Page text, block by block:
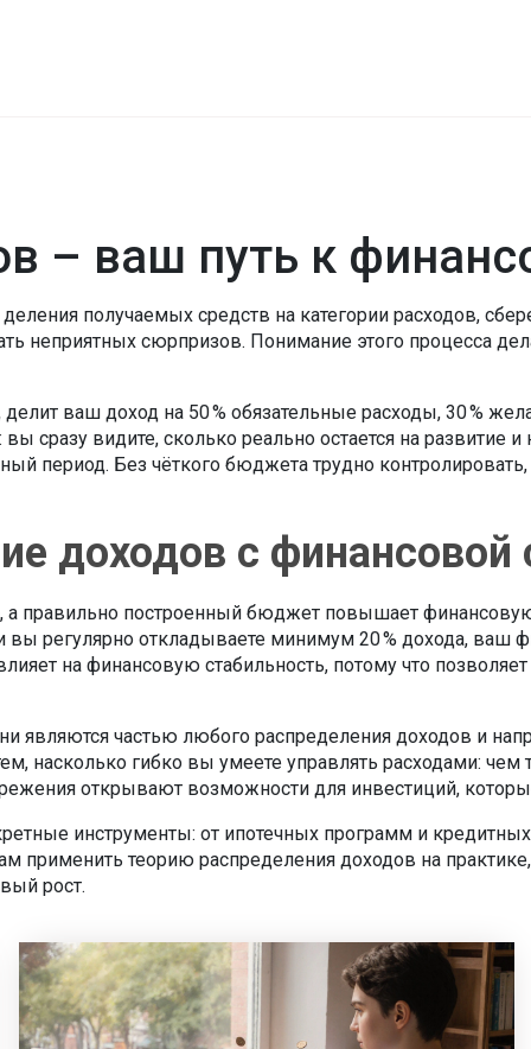
– ваш путь к
деления получаемых средств на категории расходов,
неприятных сюрпризов. Понимание этого процесса
делит ваш доход на 50 % обязательные расходы, 30 %
сразу видите, сколько реально остается на развитие
период. Без чёткого бюджета трудно
доходов с
а правильно построенный бюджет повышает
вы регулярно откладываете минимум 20 % дохода, ваш
на финансовую стабильность, потому что
являются частью любого распределения доходов и
насколько гибко вы умеете управлять расходами:
открывают возможности для инвестиций,
инструменты: от ипотечных программ и
применить теорию распределения доходов на
рост.